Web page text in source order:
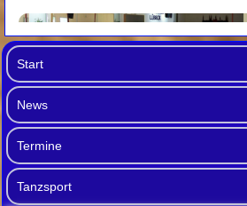
Start
News
Termine
Tanzsport